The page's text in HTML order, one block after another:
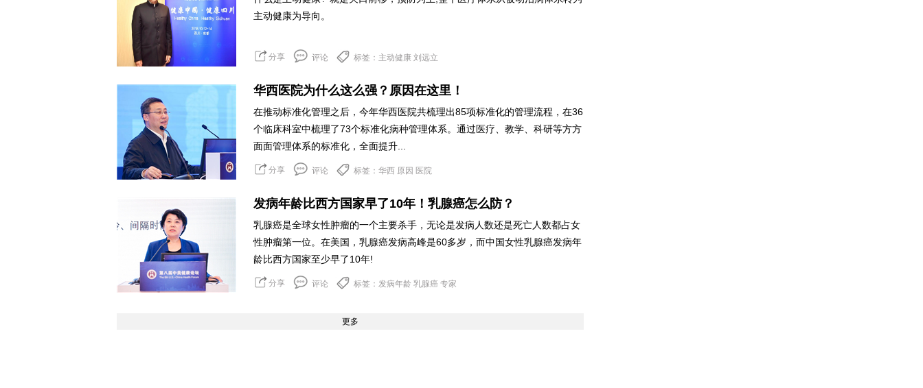
主动健康为导向。
分享 评论 标签：主动健康 刘远立
华西医院为什么这么强？原因在这里！
在推动标准化管理之后，今年华西医院共梳理出85项标准化的管理流程，在36
个临床科室中梳理了73个标准化病种管理体系。通过医疗、教学、科研等方方
面面管理体系的标准化，全面提升...
分享 评论 标签：华西 原因 医院
发病年龄比西方国家早了10年！乳腺癌怎么防？
乳腺癌是全球女性肿瘤的一个主要杀手，无论是发病人数还是死亡人数都占女
性肿瘤第一位。在美国，乳腺癌发病高峰是60多岁，而中国女性乳腺癌发病年
龄比西方国家至少早了10年!
分享 评论 标签：发病年龄 乳腺癌 专家
更多